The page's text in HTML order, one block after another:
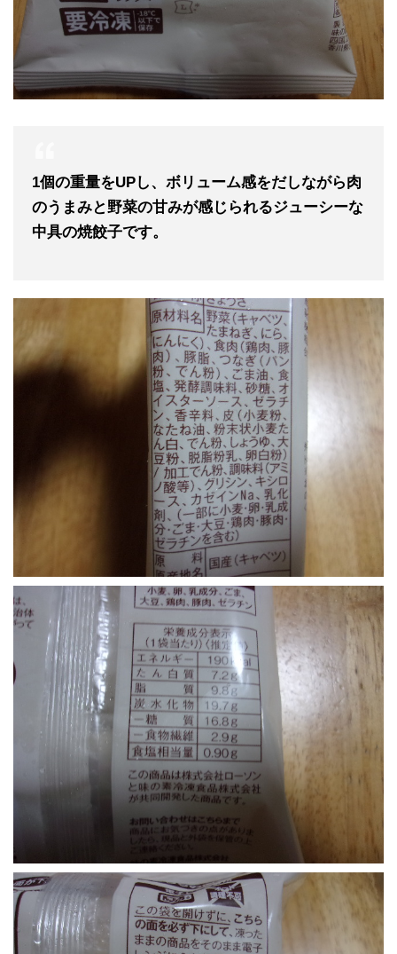
1個の重量をUPし、ボリューム感をだしながら肉
のうまみと野菜の甘みが感じられるジューシーな
中具の焼餃子です。